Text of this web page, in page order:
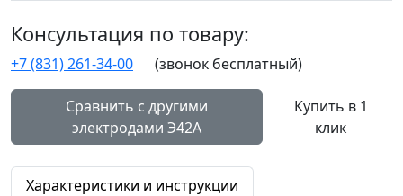
Консультация по товару:
+7 (831) 261-34-00 (звонок бесплатный)
Сравнить с другими
электродами Э42А
Купить в 1
клик
Характеристики и инструкции